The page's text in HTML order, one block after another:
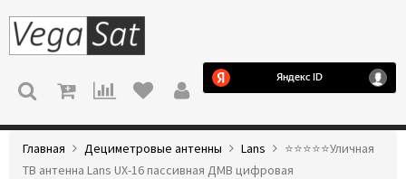
МЕНЮ
Главная Дециметровые антенны Lans
⭐️⭐️⭐️⭐️⭐️Уличная
ТВ антенна Lans UX-16 пассивная ДМВ цифровая